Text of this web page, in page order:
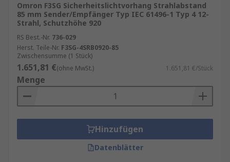
Omron F3SG Sicherheitslichtvorhang Strahlabstand
85 mm Sender/Empfänger Typ IEC 61496-1 Typ 4 12-
Strahl, Schutzhöhe 920
RS Best.-Nr. 736-029
Herst. Teile-Nr. F3SG-4SRB0920-85
Zwischensumme (1 Stück)
1.651,81 €(ohne MwSt.) 1.651,81 €/Stück
Menge
Hinzufügen
Datenblätter